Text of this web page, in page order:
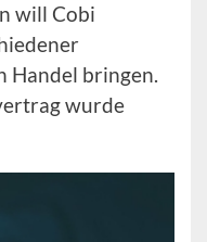
will Cobi
Handel bringen.
wurde